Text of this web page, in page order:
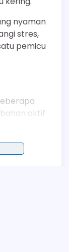
nyaman
stres,
pemicu
aktif
satu